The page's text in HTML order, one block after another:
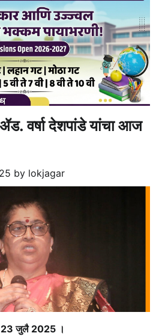
वर्षा देशपांडे यांचा आज
by lokjagar
23 जुलै 2025 ।